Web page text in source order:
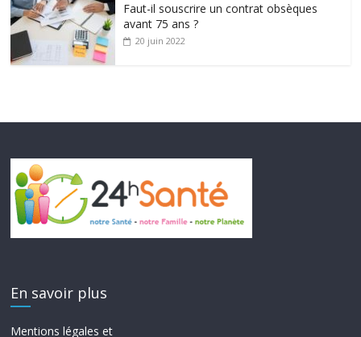
Faut-il souscrire un contrat obsèques
avant 75 ans ?
20 juin 2022
En savoir plus
Mentions légales et